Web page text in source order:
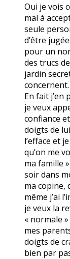
Oui je vois
mal à
seule
d’être
pour un
des trucs
jardin
En fait j’en
je veux
confiance
doigts de
l’efface et
qu’on me
ma famille
soir dans
ma copine,
même j’ai
je veux la
« normale
mes
doigts de
bien par